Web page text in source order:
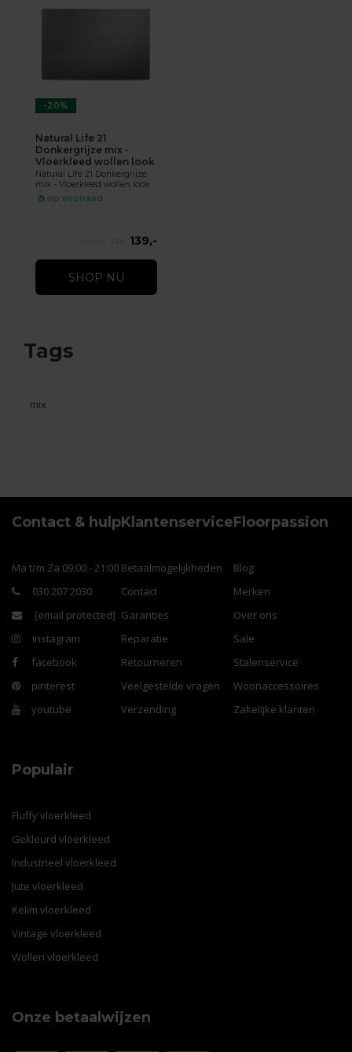
-20%
Natural Life 21
Donkergrijze mix -
Vloerkleed wollen look
Natural Life 21 Donkergrijze
mix - Vloerkleed wollen look
op voorraad
139,-
SHOP NU
Tags
mix
Contact & hulp
Ma t/m Za 09:00 - 21:00
030 207 2030
[email protected]
instagram
facebook
pinterest
youtube
Klantenservice
Betaalmogelijkheden
Contact
Garanties
Reparatie
Retourneren
Veelgestelde vragen
Verzending
Floorpassion
Blog
Merken
Over ons
Sale
Stalenservice
Woonaccessoires
Zakelijke klanten
Populair
Fluffy vloerkleed
Gekleurd vloerkleed
Industrieel vloerkleed
Jute vloerkleed
Kelim vloerkleed
Vintage vloerkleed
Wollen vloerkleed
Onze betaalwijzen